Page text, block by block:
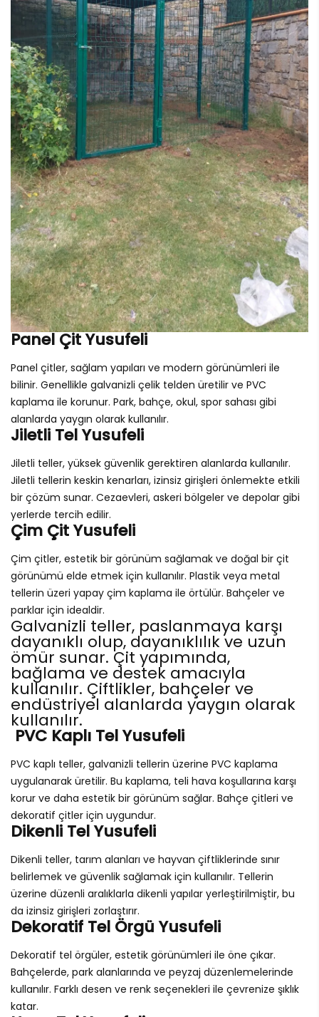
Panel Çit Yusufeli
Panel çitler, sağlam yapıları ve modern görünümleri ile
bilinir. Genellikle galvanizli çelik telden üretilir ve PVC
kaplama ile korunur. Park, bahçe, okul, spor sahası gibi
alanlarda yaygın olarak kullanılır.
Jiletli Tel Yusufeli
Jiletli teller, yüksek güvenlik gerektiren alanlarda kullanılır.
Jiletli tellerin keskin kenarları, izinsiz girişleri önlemekte etkili
bir çözüm sunar. Cezaevleri, askeri bölgeler ve depolar gibi
yerlerde tercih edilir.
Çim Çit Yusufeli
Çim çitler, estetik bir görünüm sağlamak ve doğal bir çit
görünümü elde etmek için kullanılır. Plastik veya metal
tellerin üzeri yapay çim kaplama ile örtülür. Bahçeler ve
parklar için idealdir.
Galvanizli teller, paslanmaya karşı
dayanıklı olup, dayanıklılık ve uzun
ömür sunar. Çit yapımında,
bağlama ve destek amacıyla
kullanılır. Çiftlikler, bahçeler ve
endüstriyel alanlarda yaygın olarak
kullanılır.
PVC Kaplı Tel Yusufeli
PVC kaplı teller, galvanizli tellerin üzerine PVC kaplama
uygulanarak üretilir. Bu kaplama, teli hava koşullarına karşı
korur ve daha estetik bir görünüm sağlar. Bahçe çitleri ve
dekoratif çitler için uygundur.
Dikenli Tel Yusufeli
Dikenli teller, tarım alanları ve hayvan çiftliklerinde sınır
belirlemek ve güvenlik sağlamak için kullanılır. Tellerin
üzerine düzenli aralıklarla dikenli yapılar yerleştirilmiştir, bu
da izinsiz girişleri zorlaştırır.
Dekoratif Tel Örgü Yusufeli
Dekoratif tel örgüler, estetik görünümleri ile öne çıkar.
Bahçelerde, park alanlarında ve peyzaj düzenlemelerinde
kullanılır. Farklı desen ve renk seçenekleri ile çevrenize şıklık
katar.